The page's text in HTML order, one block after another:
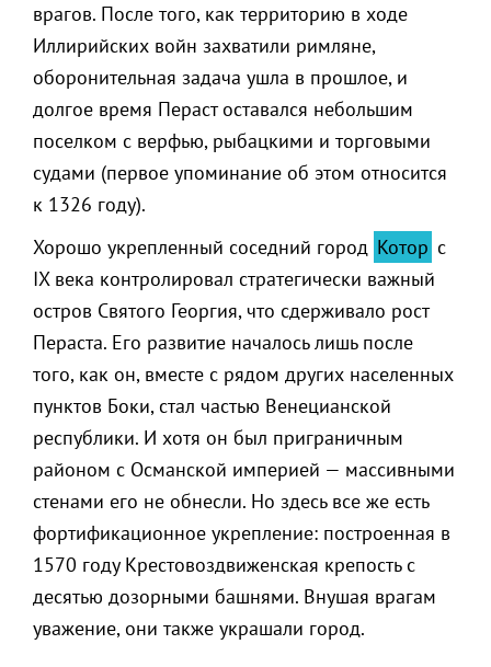
врагов. После того, как территорию в ходе
Иллирийских войн захватили римляне,
оборонительная задача ушла в прошлое, и
долгое время Пераст оставался небольшим
поселком с верфью, рыбацкими и торговыми
судами (первое упоминание об этом относится
к 1326 году).
Хорошо укрепленный соседний город Котор с
IX века контролировал стратегически важный
остров Святого Георгия, что сдерживало рост
Пераста. Его развитие началось лишь после
того, как он, вместе с рядом других населенных
пунктов Боки, стал частью Венецианской
республики. И хотя он был приграничным
районом с Османской империей — массивными
стенами его не обнесли. Но здесь все же есть
фортификационное укрепление: построенная в
1570 году Крестовоздвиженская крепость с
десятью дозорными башнями. Внушая врагам
уважение, они также украшали город.